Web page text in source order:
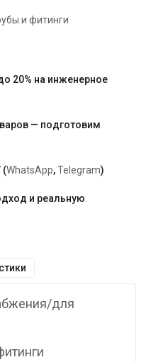
и фитинги
20% на инженерное
— подготовим
(WhatsApp,Telegram)
и реальную
для